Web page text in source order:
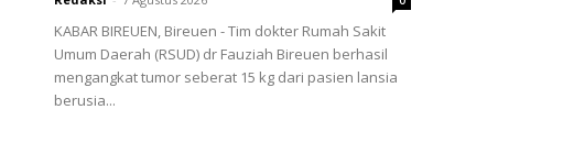
KABAR BIREUEN, Bireuen - Tim dokter Rumah Sakit
Umum Daerah (RSUD) dr Fauziah Bireuen berhasil
mengangkat tumor seberat 15 kg dari pasien lansia
berusia...